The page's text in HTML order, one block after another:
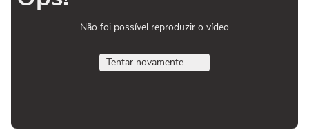
Não foi possível reproduzir o vídeo
Tentar novamente